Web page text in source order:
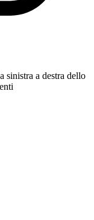
sinistra a destra dello